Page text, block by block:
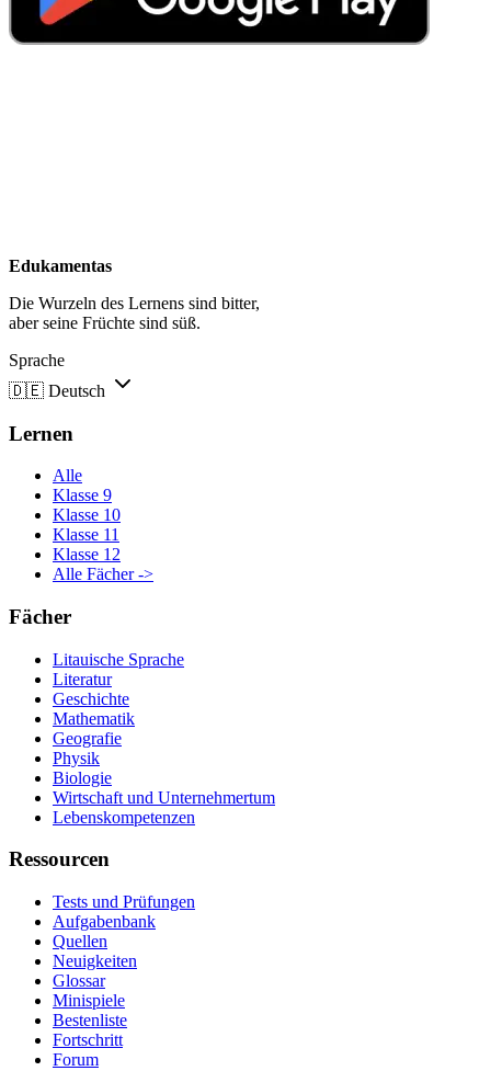
Edukamentas
Die Wurzeln des Lernens sind bitter,
aber seine Früchte sind süß.
Sprache
🇩🇪 Deutsch
Lernen
Alle
Klasse 9
Klasse 10
Klasse 11
Klasse 12
Alle Fächer ->
Fächer
Litauische Sprache
Literatur
Geschichte
Mathematik
Geografie
Physik
Biologie
Wirtschaft und Unternehmertum
Lebenskompetenzen
Ressourcen
Tests und Prüfungen
Aufgabenbank
Quellen
Neuigkeiten
Glossar
Minispiele
Bestenliste
Fortschritt
Forum